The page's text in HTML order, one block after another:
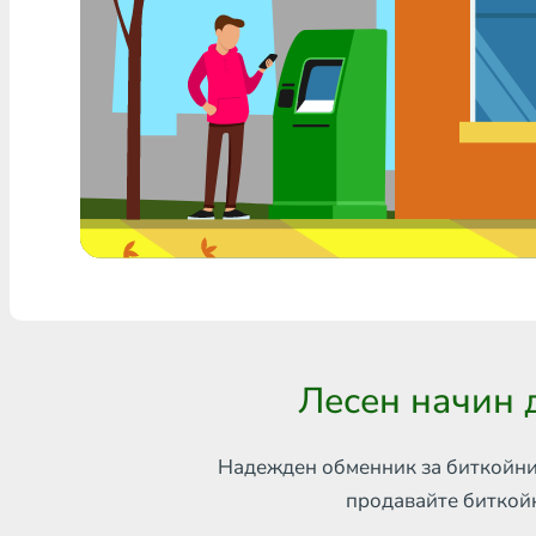
Всяка банка THB
Visa/MasterCard MDL
Visa/MasterCard AMD
Visa/MasterCard TRY
Bitcoin
Лесен начин
Надежден обменник за
продавайте